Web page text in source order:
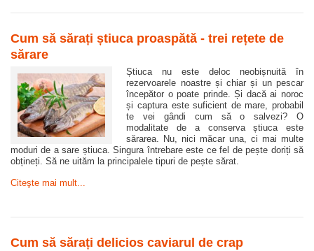
Cum să sărați știuca proaspătă - trei rețete de
sărare
Știuca nu este deloc neobișnuită în
rezervoarele noastre și chiar și un pescar
începător o poate prinde. Și dacă ai noroc
și captura este suficient de mare, probabil
te vei gândi cum să o salvezi? O
modalitate de a conserva știuca este
sărarea. Nu, nici măcar una, ci mai multe
moduri de a sare știuca. Singura întrebare este ce fel de pește doriți să
obțineți. Să ne uităm la principalele tipuri de pește sărat.
Citeşte mai mult...
Cum să sărați delicios caviarul de crap